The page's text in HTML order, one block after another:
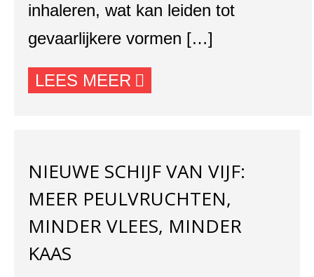
inhaleren, wat kan leiden tot
gevaarlijkere vormen […]
LEES MEER
NIEUWE SCHIJF VAN VIJF:
MEER PEULVRUCHTEN,
MINDER VLEES, MINDER
KAAS